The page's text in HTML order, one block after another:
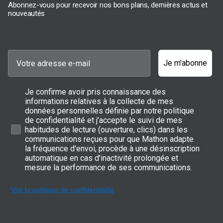
Abonnez-vous pour recevoir nos bons plans, dernières actus et
nouveautés
Je m'abonne
Je confirme avoir pris connaissance des
informations relatives à la collecte de mes
données personnelles définie par notre politique
de confidentialité et j’accepte le suivi de mes
habitudes de lecture (ouverture, clics) dans les
communications reçues pour que Mathon adapte
la fréquence d'envoi, procède à une désinscription
automatique en cas d'inactivité prolongée et
mesure la performance de ses communications.
Voir la politique de confidentialité